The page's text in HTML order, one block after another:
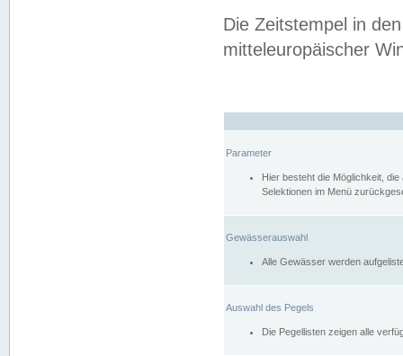
Die Zeitstempel in
mitteleuropäischer
Parameter
Hier besteht die Möglichkeit,
Selektionen im Menü
Gewässerauswahl
Alle Gewässer werden
Auswahl des Pegels
Die Pegellisten zeigen alle